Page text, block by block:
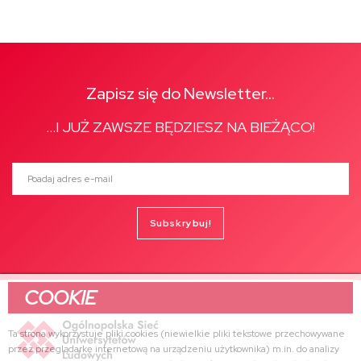
COOKIE
Ta strona wykorzystuje pliki cookies (niewielkie pliki tekstowe przechowywane
przez przeglądarkę internetową na urządzeniu użytkownika) m.in. do analizy
Zapisz się do Newsletter...
...I JUŻ ZAWSZE BĘDZIESZ NA BIEŻĄCO!
Poadaj adres e-mail
Subskrybuj!